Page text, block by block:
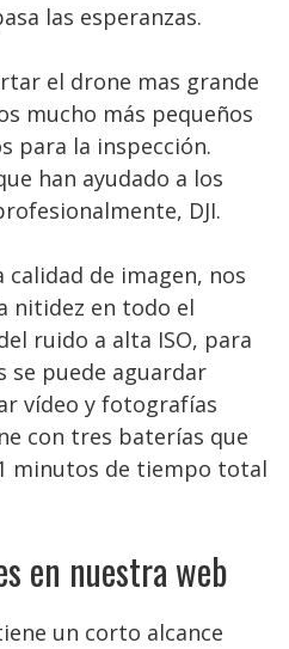
las esperanzas.
el drone mas grande
mucho más pequeños
para la inspección.
han ayudado a los
DJI.
calidad de imagen, nos
nitidez en todo el
ruido a alta ISO, para
se puede aguardar
vídeo y fotografías
con tres baterías que
minutos de tiempo total
en nuestra web
un corto alcance